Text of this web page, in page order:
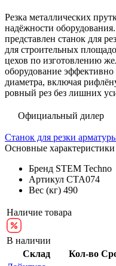
Резка металлических
надёжности
представлен станок для
для строительных
цехов по изготовлению
оборудование эффективно
диаметра, включая
ровный рез без лишних
Официальный дилер
Станок для резки
Основные характеристики
Бренд STEM Techno
Артикул СТА074
Вес (кг) 490
Наличие товара
В наличии
Склад
Кол-во